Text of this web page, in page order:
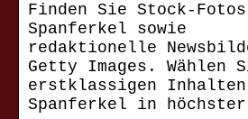
Finden Sie Stock-Fotos
Spanferkel sowie
redaktionelle
Getty Images. Wählen
erstklassigen Inhalten
Spanferkel in